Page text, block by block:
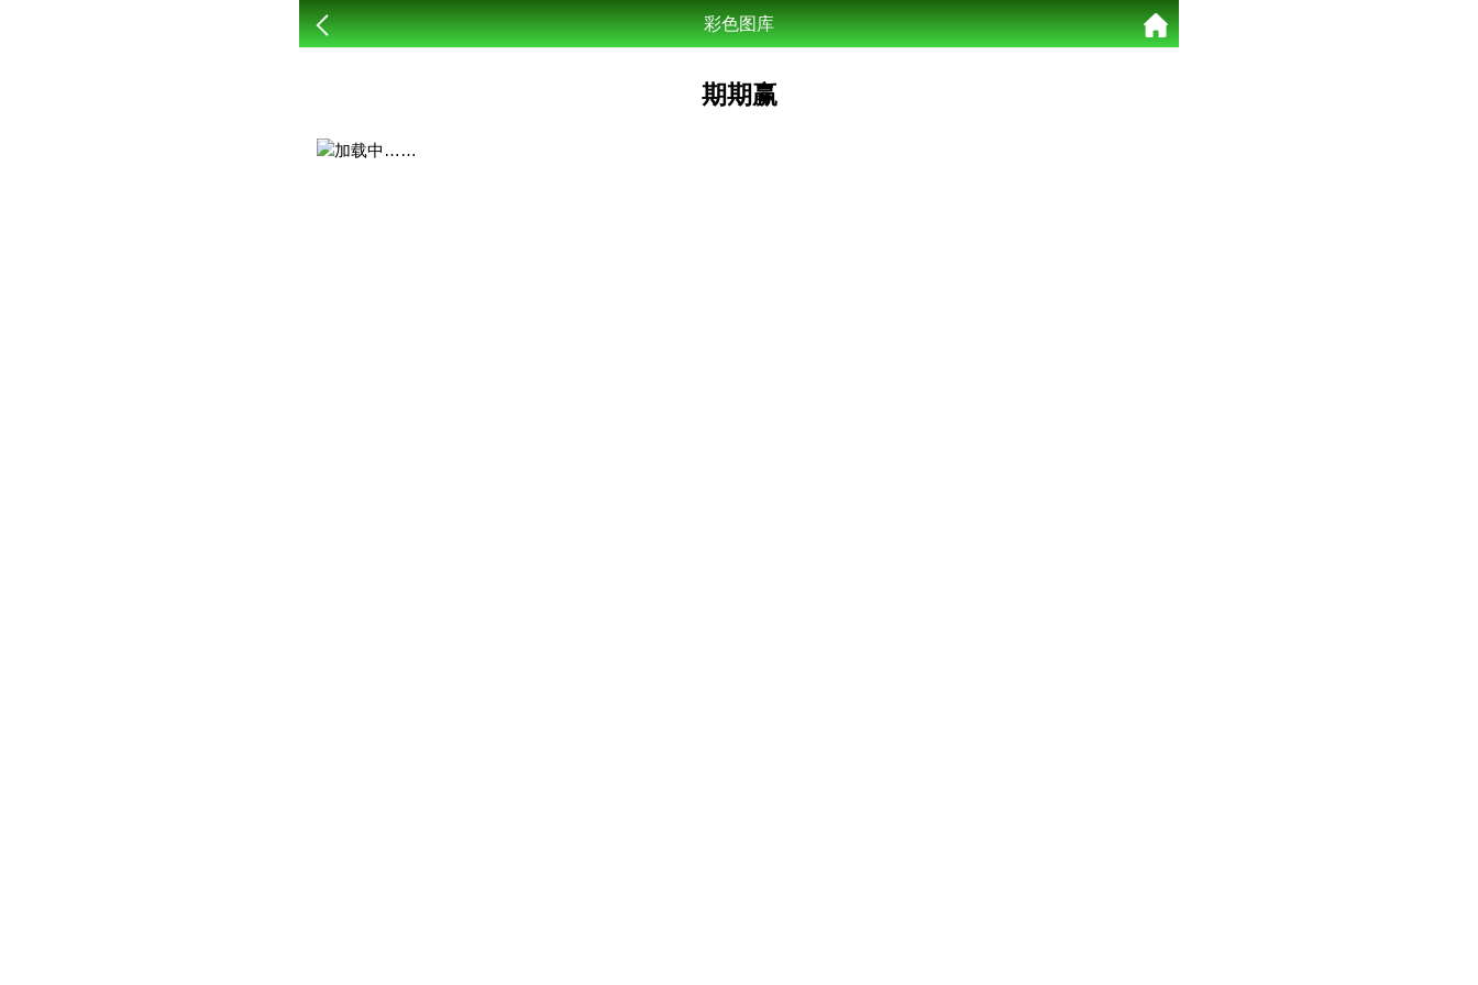
彩色图库
期期赢